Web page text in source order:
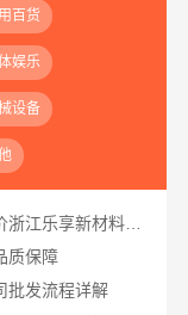
百货
娱乐
设备
畅销家庭装潢空间布局大概报价浙江乐享新材料有限公司
质保障
批发流程详解